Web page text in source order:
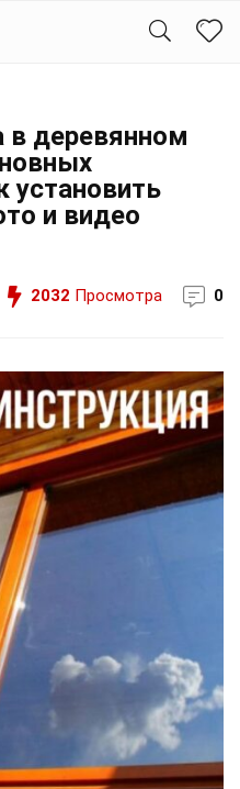
в деревянном
установить
и видео
2032 Просмотра 0